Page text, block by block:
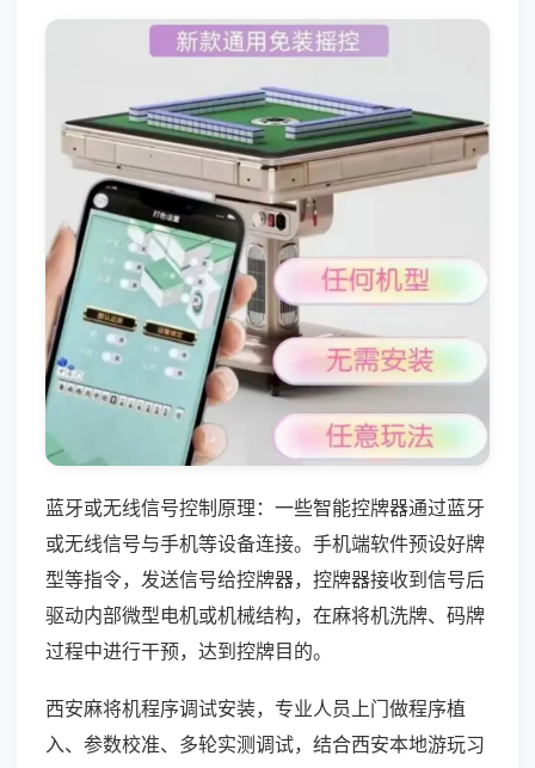
蓝牙或无线信号控制原理：一些智能控牌器通过蓝牙
或无线信号与手机等设备连接。手机端软件预设好牌
型等指令，发送信号给控牌器，控牌器接收到信号后
驱动内部微型电机或机械结构，在麻将机洗牌、码牌
过程中进行干预，达到控牌目的。
西安麻将机程序调试安装，专业人员上门做程序植
入、参数校准、多轮实测调试，结合西安本地游玩习